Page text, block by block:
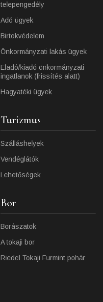
telepengedély
Adó ügyek
Birtokvédelem
Önkormányzati lakás ügyek
Eladó/kiadó önkormányzati
ingatlanok (frissítés alatt)
Hagyatéki ügyek
Turizmus
Szálláshelyek
Vendéglátók
Lehetőségek
Bor
Borászatok
A tokaji bor
Riedel Tokaji Furmint pohár